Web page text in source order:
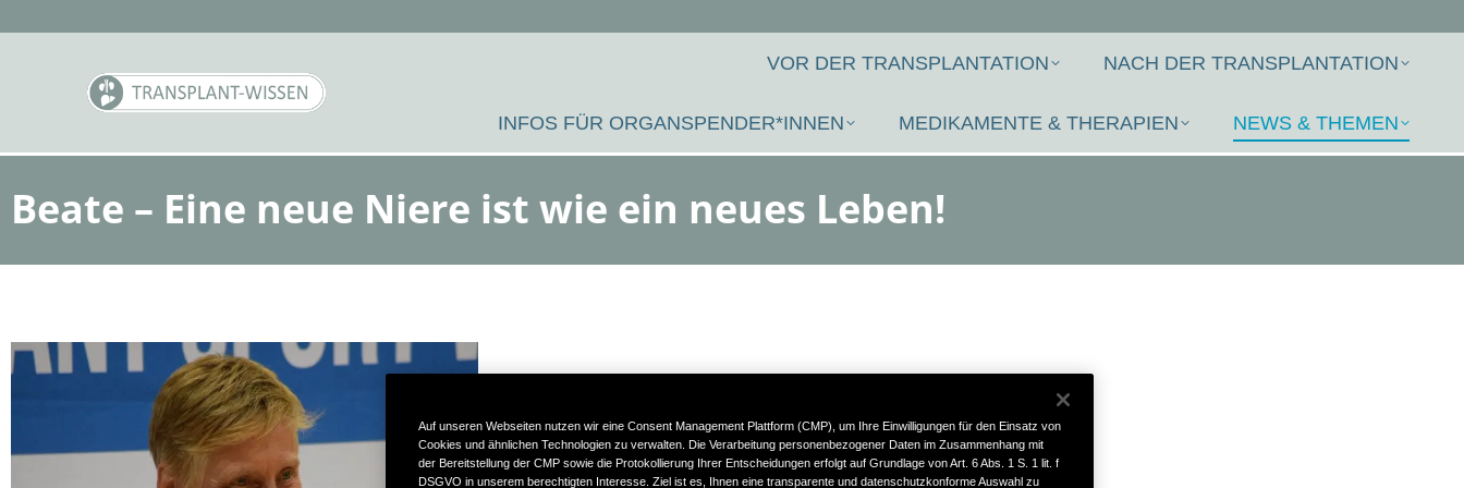
VOR DER TRANSPLANTATION NACH DER TRANSPLANTATION
INFOS FÜR ORGANSPENDER*INNEN MEDIKAMENTE & THERAPIEN NEWS & THEMEN
Beate – Eine neue Niere ist wie ein neues Leben!
Auf unseren Webseiten nutzen wir eine Consent Management Plattform (CMP), um Ihre Einwilligungen für den Einsatz von
Cookies und ähnlichen Technologien zu verwalten. Die Verarbeitung personenbezogener Daten im Zusammenhang mit
der Bereitstellung der CMP sowie die Protokollierung Ihrer Entscheidungen erfolgt auf Grundlage von Art. 6 Abs. 1 S. 1 lit. f
DSGVO in unserem berechtigten Interesse. Ziel ist es, Ihnen eine transparente und datenschutzkonforme Auswahl zu